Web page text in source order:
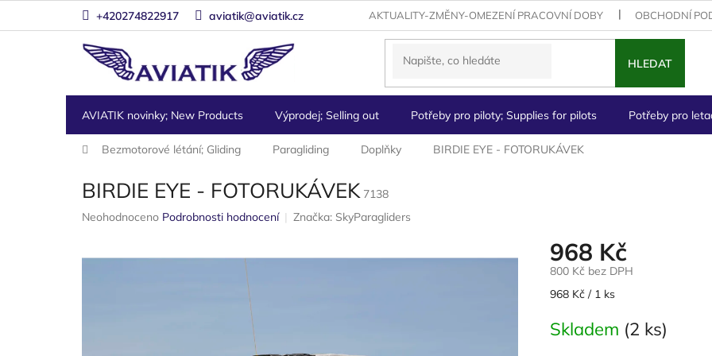
+420274822917 aviatik@aviatik.cz AKTUALITY-ZMĚNY-OMEZENÍ PRACOVNÍ DOBY OBCHODNÍ
HLEDAT
AVIATIK novinky; New Products Výprodej; Selling out Potřeby pro piloty; Supplies for pilots Potřeby pro
Bezmotorové létání; Gliding Paragliding Doplňky BIRDIE EYE - FOTORUKÁVEK
BIRDIE EYE - FOTORUKÁVEK 7138
Průměrné
je
Neohodnoceno Podrobnosti hodnocení Značka: SkyParagliders
968 Kč
800 Kč bez DPH
Měrná
968 Kč / 1 ks
Skladem (2 ks)